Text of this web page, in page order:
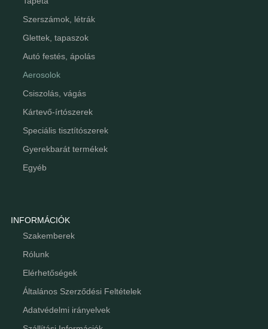
Szerszámok, létrák
Glettek, tapaszok
Autó festés, ápolás
Aerosolok
Csiszolás, vágás
Kártevő-írtószerek
Speciális tisztítószerek
Gyerekbarát termékek
Egyéb
INFORMÁCIÓK
Szakemberek
Rólunk
Elérhetőségek
Általános Szerződési Feltételek
Adatvédelmi irányelvek